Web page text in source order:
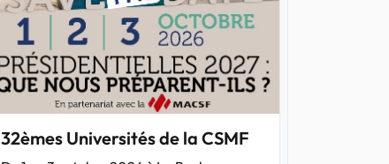
32èmes Universités de la CSMF